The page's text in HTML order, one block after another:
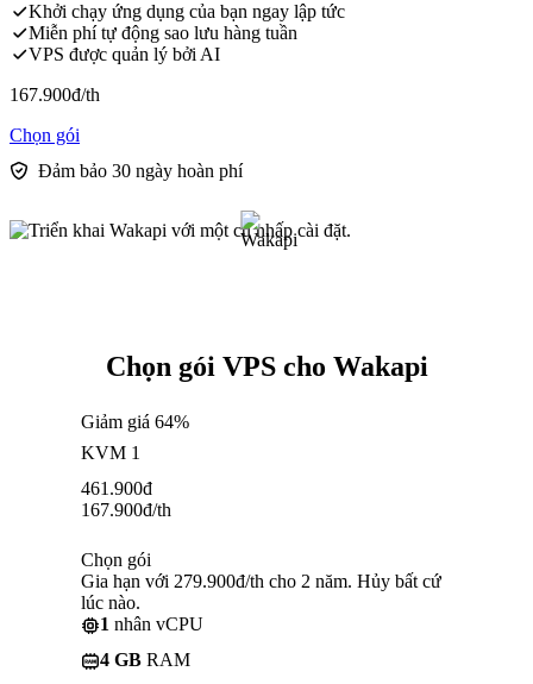
Khởi chạy ứng dụng của bạn ngay lập tức
Miễn phí tự động sao lưu hàng tuần
VPS được quản lý bởi AI
167.900đ/th
Chọn gói
Đảm bảo 30 ngày hoàn phí
Chọn gói VPS cho Wakapi
Giảm giá 64%
KVM 1
461.900đ
167.900đ/th
Chọn gói
Gia hạn với 279.900đ/th cho 2 năm. Hủy bất cứ
lúc nào.
1 nhân vCPU
4 GB RAM